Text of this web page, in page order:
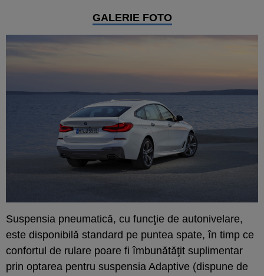
GALERIE FOTO
Suspensia pneumatică, cu funcţie de autonivelare,
este disponibilă standard pe puntea spate, în timp ce
confortul de rulare poare fi îmbunătăţit suplimentar
prin optarea pentru suspensia Adaptive (dispune de